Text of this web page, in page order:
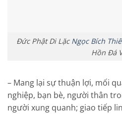
Đức Phật Di Lặc Ngọc Bích
Hồn Đá
– Mang lại sự thuận lợi, mối
nghiệp, bạn bè, người thân
người xung quanh; giao tiếp